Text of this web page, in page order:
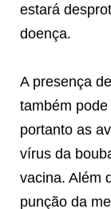
estará
doença.
A presença
também
portanto as
vírus da
vacina. Além
punção da